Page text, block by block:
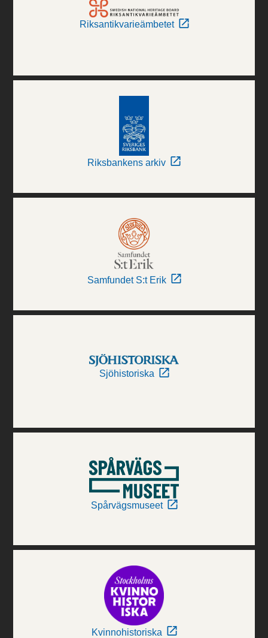
Riksantikvarieämbetet
Riksbankens arkiv
Samfundet S:t Erik
Sjöhistoriska
Spårvägsmuseet
Kvinnohistoriska